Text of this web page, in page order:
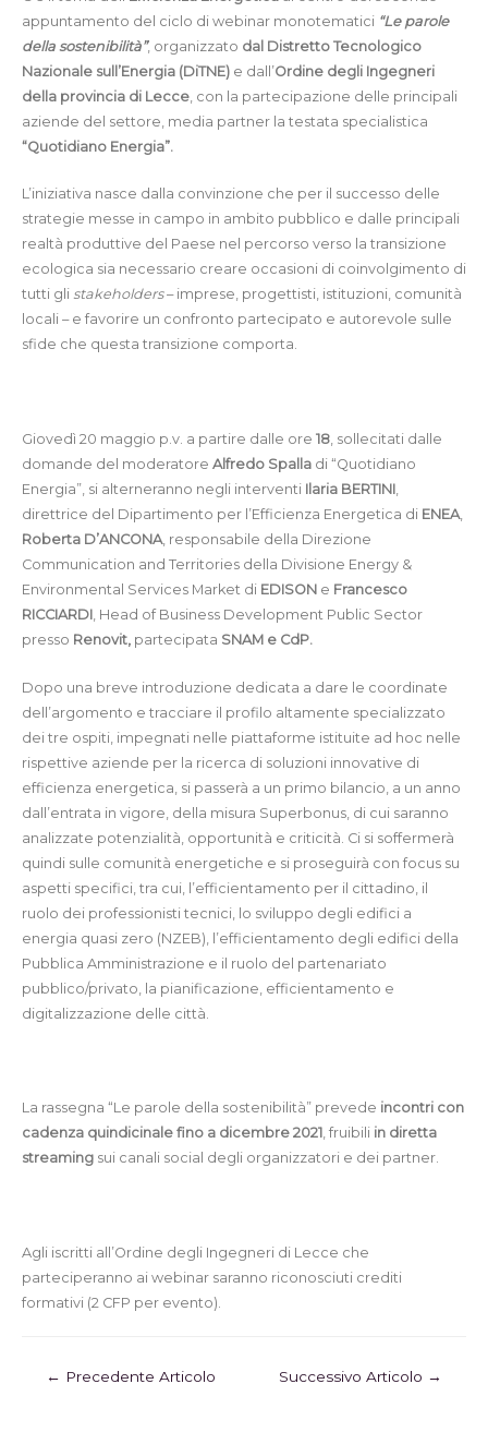
appuntamento del ciclo di webinar monotematici “Le parole
della sostenibilità”, organizzato dal Distretto Tecnologico
Nazionale sull’Energia (DiTNE) e dall’Ordine degli Ingegneri
della provincia di Lecce , con la partecipazione delle principali
aziende del settore, media partner la testata specialistica
“Quotidiano Energia”.
L’iniziativa nasce dalla convinzione che per il successo delle
strategie messe in campo in ambito pubblico e dalle principali
realtà produttive del Paese nel percorso verso la transizione
ecologica sia necessario creare occasioni di coinvolgimento di
tutti gli stakeholders– imprese, progettisti, istituzioni, comunità
locali – e favorire un confronto partecipato e autorevole sulle
sfide che questa transizione comporta.
Giovedì 20 maggio p.v. a partire dalle ore 18, sollecitati dalle
domande del moderatore Alfredo Spalla di “Quotidiano
Energia”, si alterneranno negli interventi Ilaria BERTINI,
direttrice del Dipartimento per l’Efficienza Energetica di ENEA,
Roberta D’ANCONA, responsabile della Direzione
Communication and Territories della Divisione Energy &
Environmental Services Market di EDISON e Francesco
RICCIARDI, Head of Business Development Public Sector
presso Renovit, partecipata SNAM e CdP.
Dopo una breve introduzione dedicata a dare le coordinate
dell’argomento e tracciare il profilo altamente specializzato
dei tre ospiti, impegnati nelle piattaforme istituite ad hoc nelle
rispettive aziende per la ricerca di soluzioni innovative di
efficienza energetica, si passerà a un primo bilancio, a un anno
dall’entrata in vigore, della misura Superbonus, di cui saranno
analizzate potenzialità, opportunità e criticità. Ci si soffermerà
quindi sulle comunità energetiche e si proseguirà con focus su
aspetti specifici, tra cui, l’efficientamento per il cittadino, il
ruolo dei professionisti tecnici, lo sviluppo degli edifici a
energia quasi zero (NZEB), l’efficientamento degli edifici della
Pubblica Amministrazione e il ruolo del partenariato
pubblico/privato, la pianificazione, efficientamento e
digitalizzazione delle città.
La rassegna “Le parole della sostenibilità” prevede incontri con
cadenza quindicinale fino a dicembre 2021, fruibili in diretta
streaming sui canali social degli organizzatori e dei partner.
Agli iscritti all’Ordine degli Ingegneri di Lecce che
parteciperanno ai webinar saranno riconosciuti crediti
formativi (2 CFP per evento).
← Precedente Articolo Successivo Articolo →